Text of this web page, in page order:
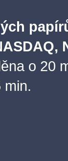
o 20
min.